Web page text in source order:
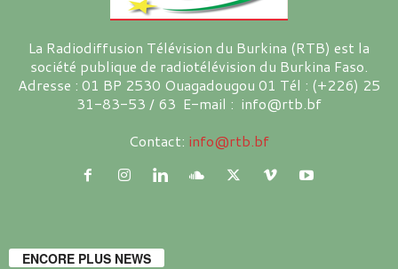
La Radiodiffusion Télévision du Burkina (RTB) est la
société publique de radiotélévision du Burkina Faso.
Adresse : 01 BP 2530 Ouagadougou 01 Tél : (+226) 25
31-83-53 / 63 E-mail : info@rtb.bf
Contact: info@rtb.bf
ENCORE PLUS NEWS